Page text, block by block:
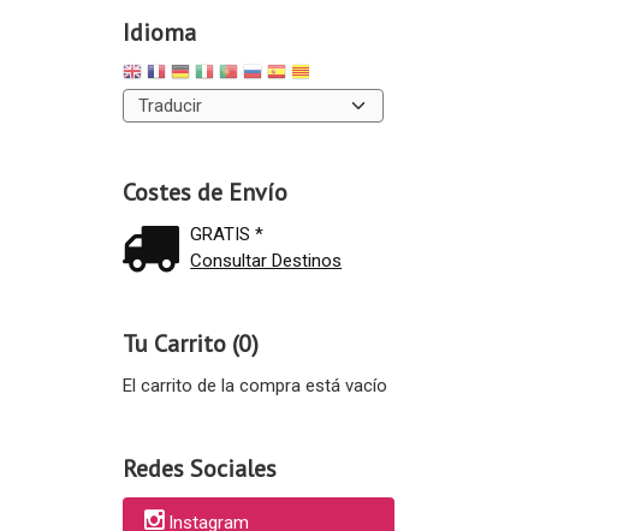
Idioma
Costes de Envío
GRATIS *
Consultar Destinos
Tu Carrito (0)
El carrito de la compra está vacío
Redes Sociales
Instagram